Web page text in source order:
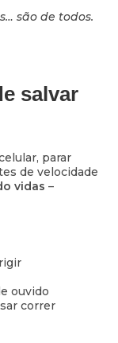
são de todos.
salvar
parar
de velocidade
vidas –
ouvido
correr